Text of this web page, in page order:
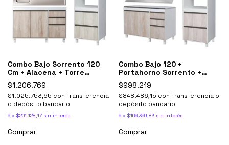
Combo Bajo Sorrento 120
Cm + Alacena + Torre
+mesada Johnson
$1.206.769
$1.025.753,65 con Transferencia
o depósito bancario
6 x $201.128,17 sin interés
Comprar
Combo Bajo 120 +
Portahorno Sorrento +
Mesada Johnson Simple
$998.219
$848.486,15 con Transferencia o
depósito bancario
6 x $166.369,83 sin interés
Comprar